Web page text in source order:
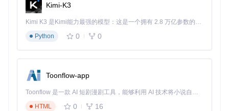
Kimi-K3
Kimi K3 是Kimi能力最强的模型：这是一个拥有 2.8 万亿参数的混合专家（MoE）模型，具备原生视觉理解能力，并支持 100 万 token 的上下文窗口。
Python
0 0
Toonflow-app
Toonflow 是一款 AI 短剧漫剧工具，能够利用 AI 技术将小说自动转化为剧本，并结合 AI 生成的图片和视频，实现高效的短剧创作。借助 Toonflow，可以轻松完成从文字到影像的全流程，让短剧制作变得更加智能与便捷。
HTML
0 16